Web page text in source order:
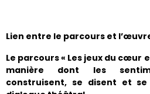
Lien entre le parcours et
Le parcours « Les jeux du cœur
manière dont les
construisent, se disent et